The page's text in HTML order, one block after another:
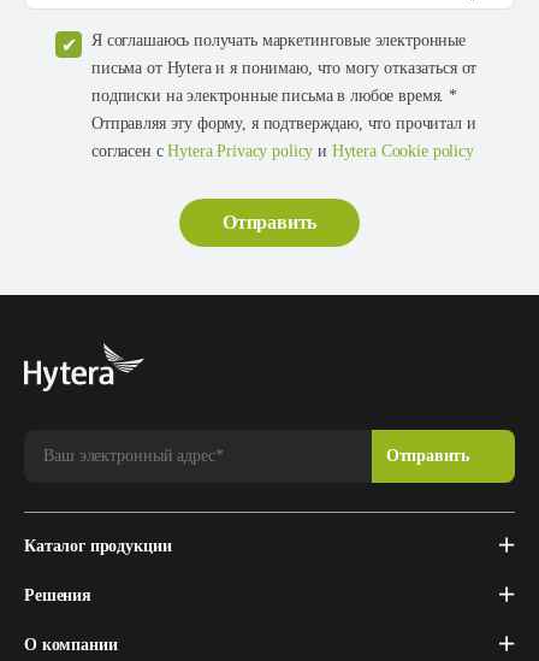
Я соглашаюсь получать маркетинговые электронные
письма от Hytera и я понимаю, что могу отказаться от
подписки на электронные письма в любое время. *
Отправляя эту форму, я подтверждаю, что прочитал и
согласен сHytera Privacy policy и Hytera Cookie policy
Каталог продукции
Решения
О компании